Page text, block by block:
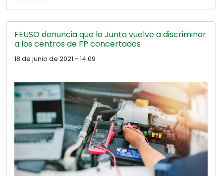
FEUSO denuncia que la Junta vuelve a discriminar
a los centros de FP concertados
18 de junio de 2021 - 14:09